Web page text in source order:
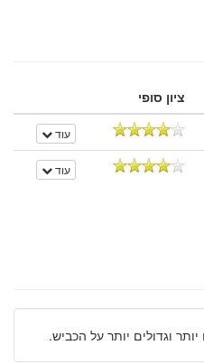
ציון סופי
עוד
עוד
וגדולים יותר על הכביש.